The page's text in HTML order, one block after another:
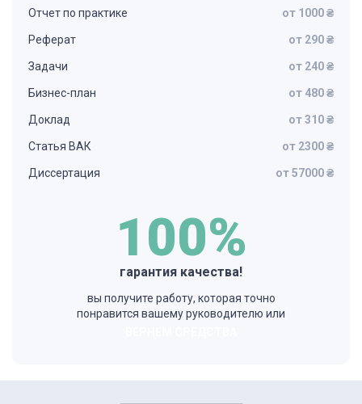
Отчет по практике от 1000 ₴
Реферат от 290 ₴
Задачи от 240 ₴
Бизнес-план от 480 ₴
Доклад от 310 ₴
Статья ВАК от 2300 ₴
Диссертация от 57000 ₴
100%
гарантия качества!
вы получите работу, которая точно
понравится вашему руководителю или